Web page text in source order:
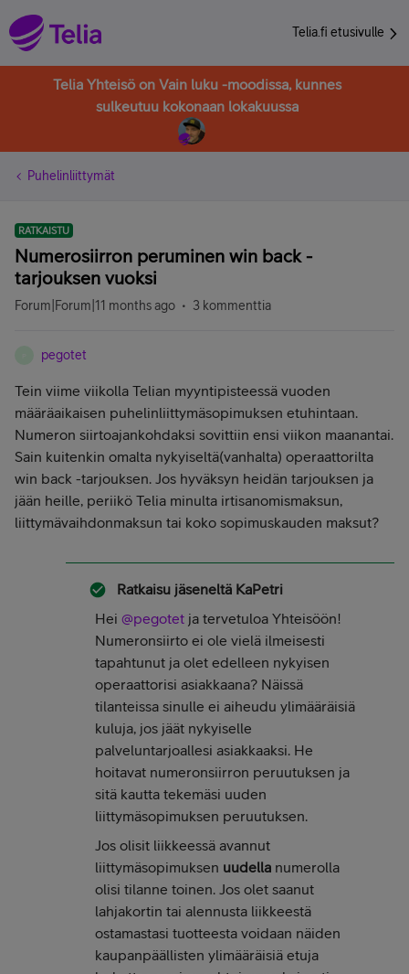
Telia.fi etusivulle
Telia Yhteisö on Vain luku -moodissa, kunnes
sulkeutuu kokonaan lokakuussa
Puhelinliittymät
RATKAISTU
Numerosiirron peruminen win back -
tarjouksen vuoksi
Forum|Forum|11 months ago 3 kommenttia
pegotet
Tein viime viikolla Telian myyntipisteessä vuoden
määräaikaisen puhelinliittymäsopimuksen etuhintaan.
Numeron siirtoajankohdaksi sovittiin ensi viikon maanantai.
Sain kuitenkin omalta nykyiseltä(vanhalta) operaattorilta
win back -tarjouksen. Jos hyväksyn heidän tarjouksen ja
jään heille, periikö Telia minulta irtisanomismaksun,
liittymävaihdonmaksun tai koko sopimuskauden maksut?
Ratkaisu jäseneltä KaPetri
Hei ​ @pegotet ja tervetuloa Yhteisöön!
Numeronsiirto ei ole vielä ilmeisesti
tapahtunut ja olet edelleen nykyisen
operaattorisi asiakkaana? Näissä
tilanteissa sinulle ei aiheudu ylimääräisiä
kuluja, jos jäät nykyiselle
palveluntarjoallesi asiakkaaksi. He
hoitavat numeronsiirron peruutuksen ja
sitä kautta tekemäsi uuden
liittymäsopimuksen peruutuksen.
Jos olisit liikkeessä avannut
liittymäsopimuksen uudella numerolla
olisi tilanne toinen. Jos olet saanut
lahjakortin tai alennusta liikkeestä
ostamastasi tuotteesta voidaan näiden
kaupanpäällisten ylimääräisiä etuja